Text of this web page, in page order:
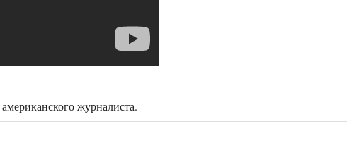
американского журналиста.